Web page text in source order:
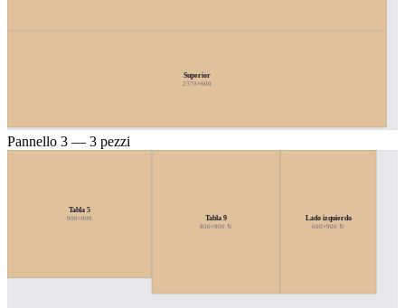
Superior
2370×600
Pannello 3 — 3 pezzi
Tabla 5
900×800 Tabla 9
800×900 ↻
Lado izquierdo
600×900 ↻